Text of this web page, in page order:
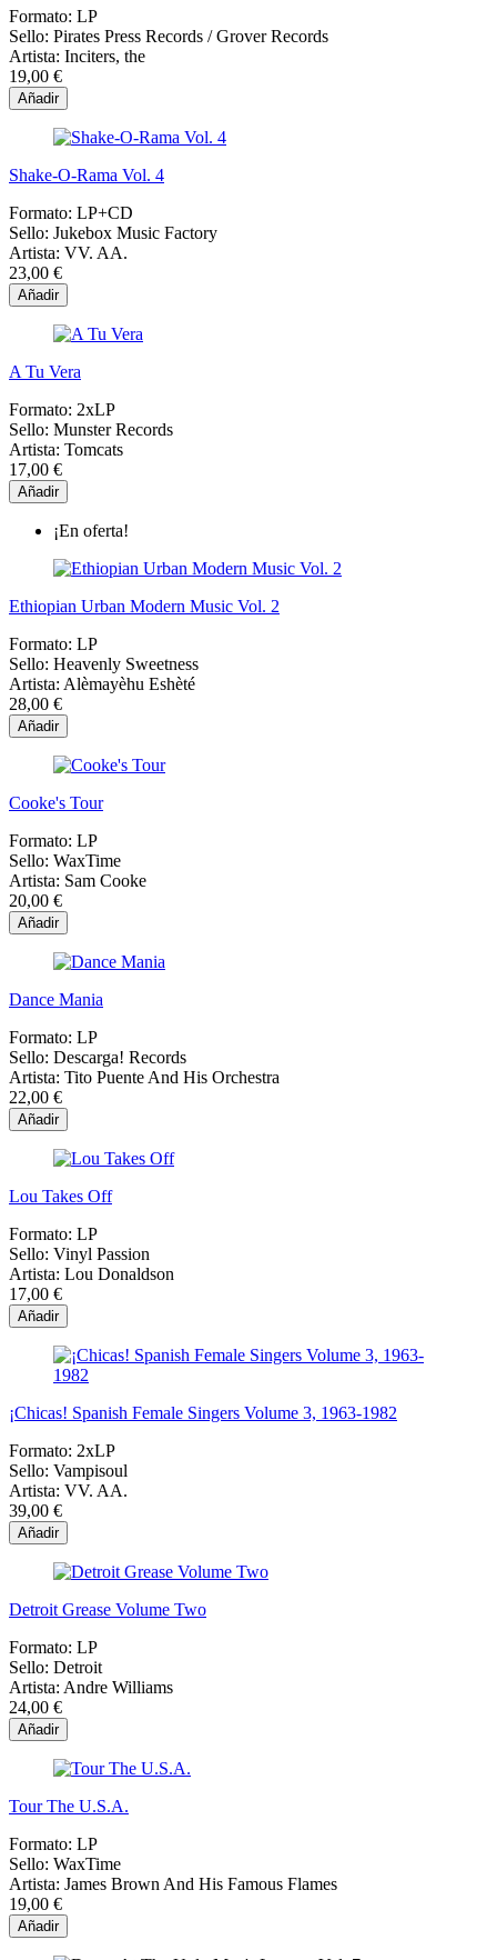
Formato: LP
Sello: Pirates Press Records / Grover Records
Artista: Inciters, the
19,00 €
Añadir
Shake-O-Rama Vol. 4
Formato: LP+CD
Sello: Jukebox Music Factory
Artista: VV. AA.
23,00 €
Añadir
A Tu Vera
Formato: 2xLP
Sello: Munster Records
Artista: Tomcats
17,00 €
Añadir
¡En oferta!
Ethiopian Urban Modern Music Vol. 2
Formato: LP
Sello: Heavenly Sweetness
Artista: Alèmayèhu Eshèté
28,00 €
Añadir
Cooke's Tour
Formato: LP
Sello: WaxTime
Artista: Sam Cooke
20,00 €
Añadir
Dance Mania
Formato: LP
Sello: Descarga! Records
Artista: Tito Puente And His Orchestra
22,00 €
Añadir
Lou Takes Off
Formato: LP
Sello: Vinyl Passion
Artista: Lou Donaldson
17,00 €
Añadir
¡Chicas! Spanish Female Singers Volume 3, 1963-1982
Formato: 2xLP
Sello: Vampisoul
Artista: VV. AA.
39,00 €
Añadir
Detroit Grease Volume Two
Formato: LP
Sello: Detroit
Artista: Andre Williams
24,00 €
Añadir
Tour The U.S.A.
Formato: LP
Sello: WaxTime
Artista: James Brown And His Famous Flames
19,00 €
Añadir